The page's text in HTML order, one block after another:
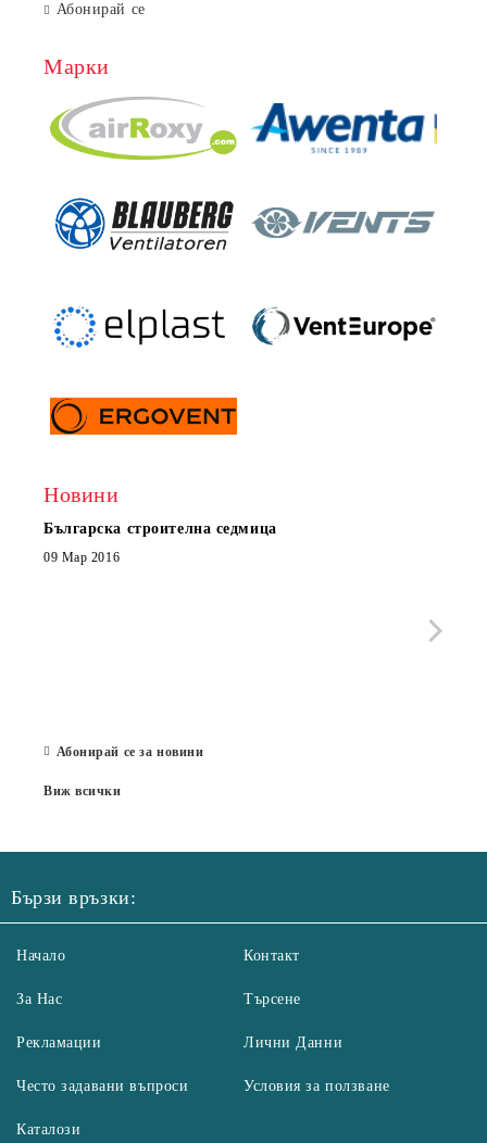
Абонирай се
Марки
Новини
Българска строителна седмица
09 Мар 2016
Абонирай се за новини
Виж всички
Бързи връзки:
Начало
За Нас
Рекламации
Често задавани въпроси
Контакт
Търсене
Лични Данни
Условия за ползване
Каталози